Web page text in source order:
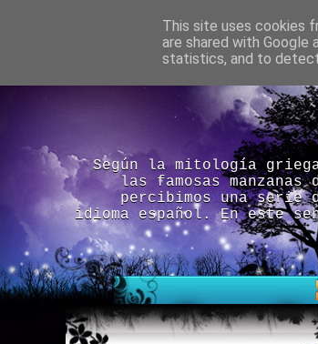
Según la mitología
las famosas
percibimos una serie
idioma español. En este
This site uses cookies
are shared with
statistics, and to detect